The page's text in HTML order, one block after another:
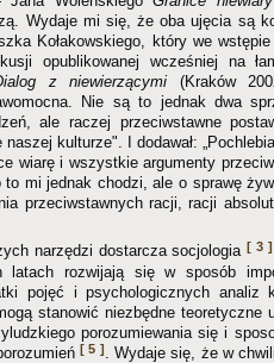
Wydaje mi się, że oba ujęcia są
Kołakowskiego, który we
opublikowanej wcześniej na
z niewierzącymi (Kraków
Nie są to jednak dwa
ale raczej przeciwstawne
kulturze". I dodawał:
wiarę i wszystkie argumenty
mi jednak chodzi, ale o sprawę
przeciwstawnych racji, racji
narzędzi dostarcza socjologia[ 3 ]
rozwijają się w sposób
pojęć i psychologicznych analiz
stanowić niezbędne teoretyczne
porozumiewania się i
[ 5 ]
. Wydaje się, że w